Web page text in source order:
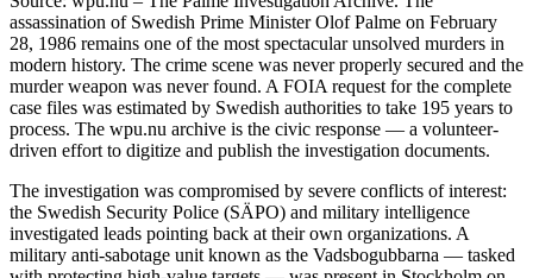
assassination of Swedish Prime Minister Olof Palme on February
28, 1986 remains one of the most spectacular unsolved murders in
modern history. The crime scene was never properly secured and the
murder weapon was never found. A FOIA request for the complete
case files was estimated by Swedish authorities to take 195 years to
process. The wpu.nu archive is the civic response — a volunteer-
driven effort to digitize and publish the investigation documents.
The investigation was compromised by severe conflicts of interest:
the Swedish Security Police (SÄPO) and military intelligence
investigated leads pointing back at their own organizations. A
military anti-sabotage unit known as the Vadsbogubbarna — tasked